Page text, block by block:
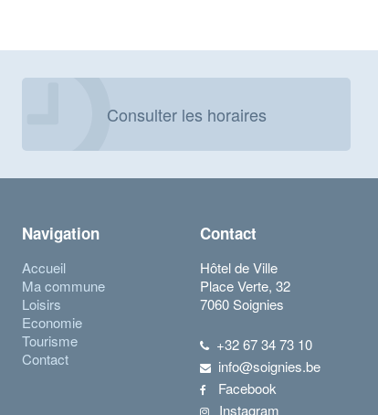
Consulter les horaires
Navigation
Accueil
Ma commune
Loisirs
Economie
Tourisme
Contact
Contact
Hôtel de Ville
Place Verte, 32
7060 Soignies
+32 67 34 73 10
info@soignies.be
Facebook
Instagram